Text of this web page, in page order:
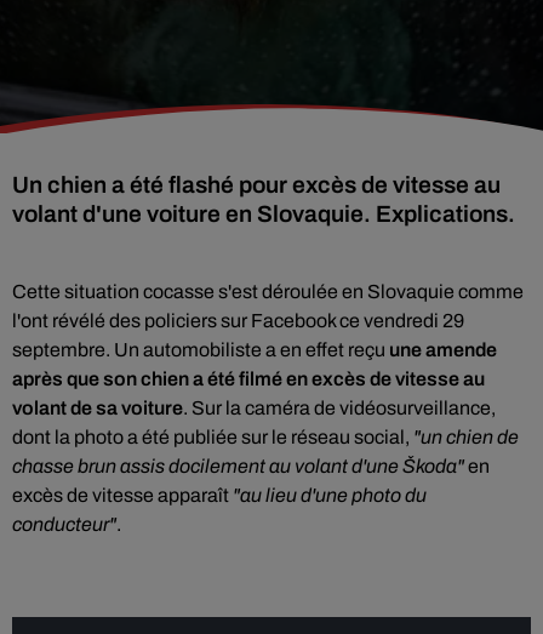
Un chien a été flashé pour excès de vitesse au
volant d'une voiture en Slovaquie. Explications.
Cette situation cocasse s'est déroulée en Slovaquie comme
l'ont révélé des policiers sur Facebook ce vendredi 29
septembre. Un automobiliste a en effet reçu une amende
après que son chien a été filmé en excès de vitesse au
volant de sa voiture. Sur la caméra de vidéosurveillance,
dont la photo a été publiée sur le réseau social, "un chien de
chasse brun assis docilement au volant d'une Škoda"en
excès de vitesse apparaît "au lieu d'une photo du
conducteur".